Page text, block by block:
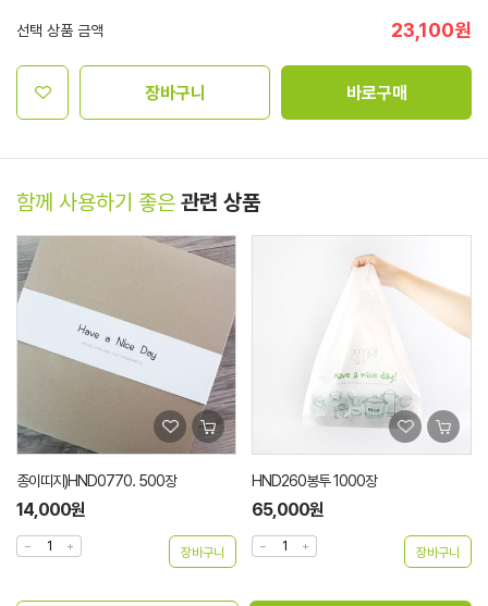
선택 상품 금액 23,100원
장바구니 바로구매
함께 사용하기 좋은 관련 상품
종이띠지)HND0770. 500장
14,000원
HND260봉투 1000장
65,000원